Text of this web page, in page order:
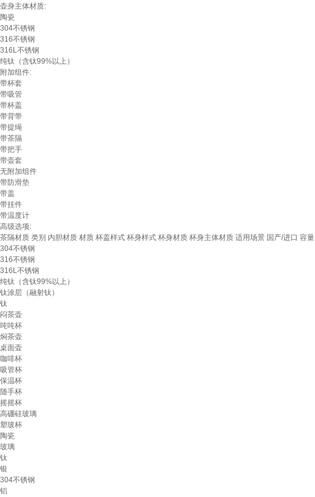
壶身主体材质:
陶瓷
304不锈钢
316不锈钢
316L不锈钢
纯钛（含钛99%以上）
附加组件:
带杯套
带吸管
带杯盖
带背带
带提绳
带茶隔
带把手
带壶套
无附加组件
带防滑垫
带盖
带挂件
带温度计
高级选项:
茶隔材质 类别 内胆材质 材质 杯盖样式 杯身样式 杯身材质 杯身主体材质 适用场景 国产/进口 容量
304不锈钢
316不锈钢
316L不锈钢
纯钛（含钛99%以上）
钛涂层（融射钛）
钛
闷茶壶
吨吨杯
焖茶壶
桌面壶
咖啡杯
吸管杯
保温杯
随手杯
摇摇杯
高硼硅玻璃
塑玻杯
陶瓷
玻璃
钛
银
304不锈钢
铝